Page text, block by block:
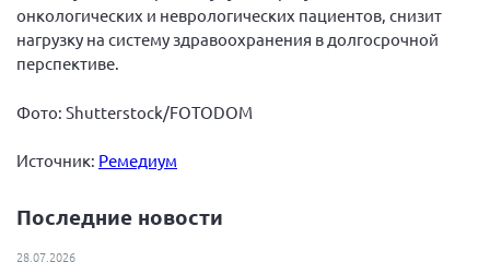
Владимирская область
Волгоградская область
Калининградская область
онкологических и неврологических пациентов, снизит
нагрузку на систему здравоохранения в долгосрочной
перспективе.
Фото: Shutterstoсk/FOTODOM
Источник: Ремедиум
Последние новости
28.07.2026